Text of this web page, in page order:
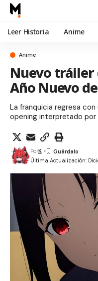
Leer Historia Anime
Anime
Nuevo tráiler
Año Nuevo
La franquicia regresa
opening interpretado por
Última Actualización:
PorK